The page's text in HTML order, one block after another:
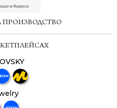
ПРОИЗВОДСТВО